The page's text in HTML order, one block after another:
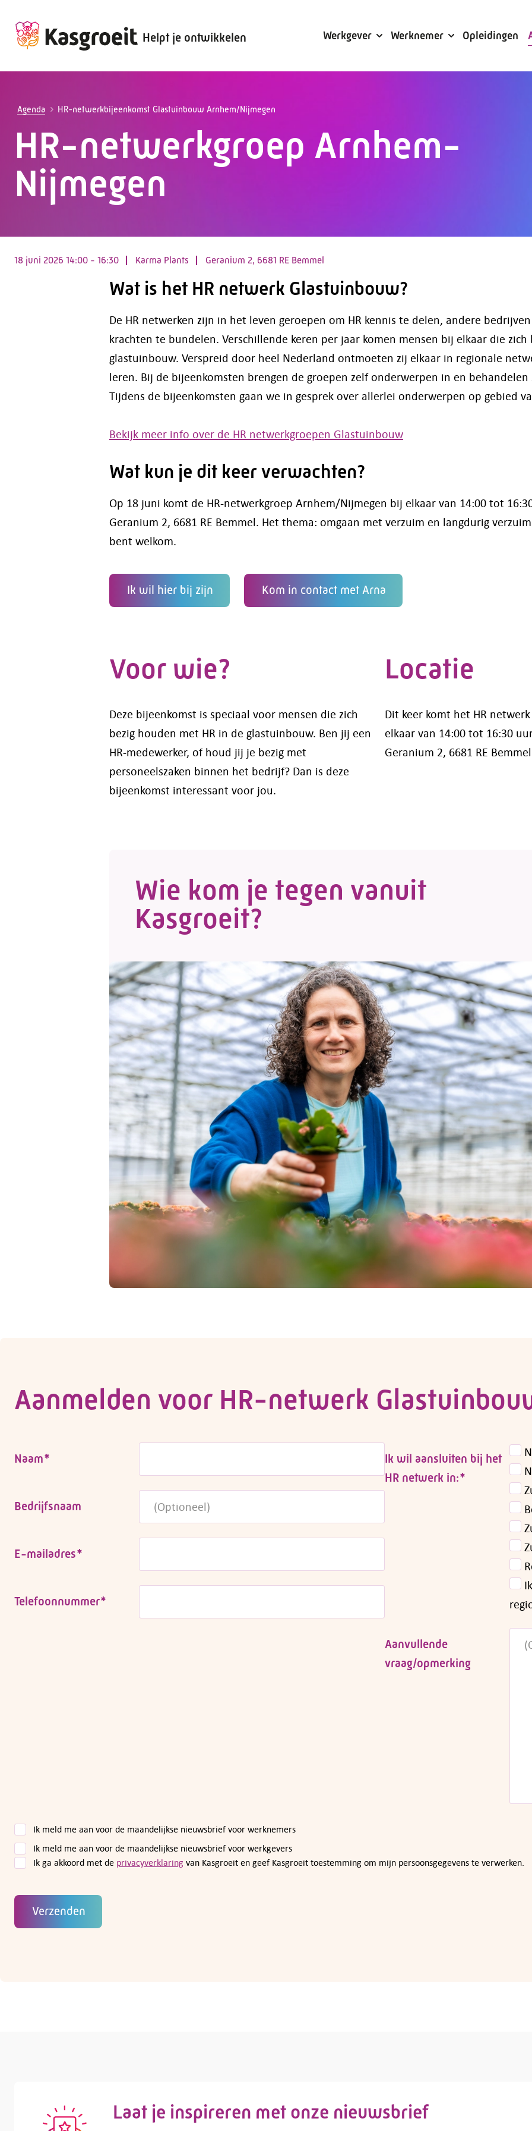
Helpt je ontwikkelen Werkgever
Alles voor de werkgever
Werknemer
Alles voor de werknemer
Opleidingen
Agenda HR-netwerkbijeenkomst Glastuinbouw Arnhem/Nijmegen
HR-netwerkgroep Arnhem-
Nijmegen
18 juni 2026 14:00 - 16:30 Karma Plants Geranium 2, 6681 RE Bemmel
Wat is het HR netwerk Glastuinbouw?
De HR netwerken zijn in het leven geroepen om HR kennis te delen, andere
krachten te bundelen. Verschillende keren per jaar komen mensen bij elkaar die zich
glastuinbouw. Verspreid door heel Nederland ontmoeten zij elkaar in regionale
leren. Bij de bijeenkomsten brengen de groepen zelf onderwerpen in en
Tijdens de bijeenkomsten gaan we in gesprek over allerlei onderwerpen op gebied
Bekijk meer info over de HR netwerkgroepen Glastuinbouw
Wat kun je dit keer verwachten?
Op 18 juni komt de HR-netwerkgroep Arnhem/Nijmegen bij elkaar van 14:00 tot
Geranium 2, 6681 RE Bemmel. Het thema: omgaan met verzuim en langdurig
bent welkom.
Ik wil hier bij zijn Kom in contact met Arna
Voor wie?
Deze bijeenkomst is speciaal voor mensen die zich
bezig houden met HR in de glastuinbouw. Ben jij een
HR-medewerker, of houd jij je bezig met
personeelszaken binnen het bedrijf? Dan is deze
bijeenkomst interessant voor jou.
Locatie
Dit keer komt het HR
elkaar van 14:00 tot 16:30
Geranium 2, 6681 RE
Wie kom je tegen vanuit
Kasgroeit?
Aanmelden voor HR-netwerk
Naam*
Bedrijfsnaam
E-mailadres*
Telefoonnummer*
Ik wil aansluiten bij het
HR netwerk in:*
Aanvullende
vraag/opmerking
Ik meld me aan voor de maandelijkse nieuwsbrief voor werknemers
Ik meld me aan voor de maandelijkse nieuwsbrief voor werkgevers
Ik ga akkoord met de privacyverklaring van Kasgroeit en geef Kasgroeit toestemming om mijn persoonsgegevens te verwerken.
Verzenden
Laat je inspireren met onze nieuwsbrief